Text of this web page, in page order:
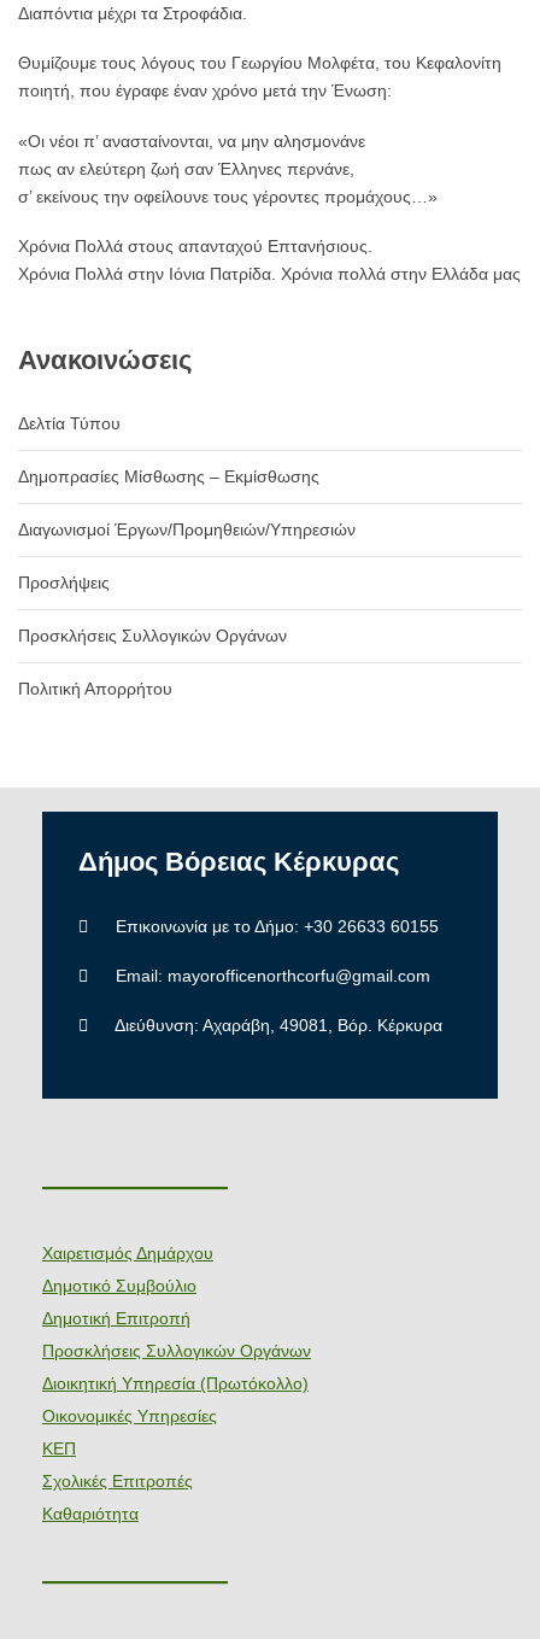
Διαπόντια μέχρι τα Στροφάδια.
Θυμίζουμε τους λόγους του Γεωργίου Μολφέτα, του Κεφαλονίτη
ποιητή, που έγραφε έναν χρόνο μετά την Ένωση:
«Οι νέοι π’ ανασταίνονται, να μην αλησμονάνε
πως αν ελεύτερη ζωή σαν Έλληνες περνάνε,
σ’ εκείνους την οφείλουνε τους γέροντες προμάχους…»
Χρόνια Πολλά στους απανταχού Επτανήσιους.
Χρόνια Πολλά στην Ιόνια Πατρίδα. Χρόνια πολλά στην Ελλάδα μας
Ανακοινώσεις
Δελτία Τύπου
Δημοπρασίες Μίσθωσης – Εκμίσθωσης
Διαγωνισμοί Έργων/Προμηθειών/Υπηρεσιών
Προσλήψεις
Προσκλήσεις Συλλογικών Οργάνων
Πολιτική Απορρήτου
Δήμος Βόρειας Κέρκυρας
Επικοινωνία με το Δήμο: +30 26633 60155
Email: mayorofficenorthcorfu@gmail.com
Διεύθυνση: Αχαράβη, 49081, Βόρ. Κέρκυρα
———————
Χαιρετισμός Δημάρχου
Δημοτικό Συμβούλιο
Δημοτική Επιτροπή
Προσκλήσεις Συλλογικών Οργάνων
Διοικητική Υπηρεσία (Πρωτόκολλο)
Οικονομικές Υπηρεσίες
ΚΕΠ
Σχολικές Επιτροπές
Καθαριότητα
———————